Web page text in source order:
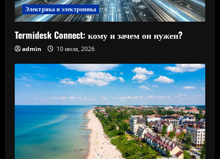
Электрика и электроника
Termidesk Connect: кому и зачем он нужен?
admin 10 июля, 2026